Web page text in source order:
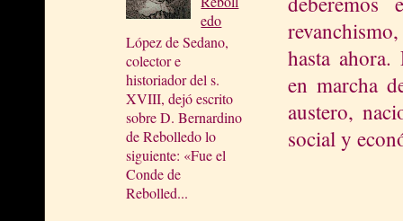
edo
López de Sedano,
colector e
historiador del s.
XVIII, dejó escrito
sobre D. Bernardino
de Rebolledo lo
siguiente: «Fue el
Conde de
Rebolled...
hasta ahora.
en marcha
austero,
social y